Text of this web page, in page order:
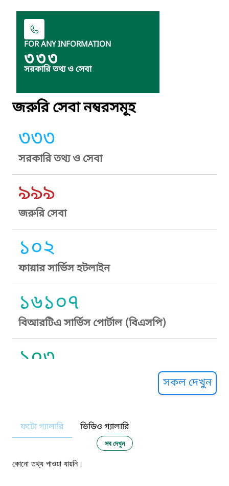
FOR ANY INFORMATION
৩৩৩
সরকারি তথ্য ও সেবা
জরুরি সেবা নম্বরসমূহ
৩৩৩
সরকারি তথ্য ও সেবা
৯৯৯
জরুরি সেবা
১০২
ফায়ার সার্ভিস হটলাইন
১৬১০৭
বিআরটিএ সার্ভিস পোর্টাল (বিএসপি)
১০৩
নারী ও শিশু নির্যাতন প্রতিরোধ
১০৬
সকল দেখুন
ফটো গ্যালারি ভিডিও গ্যালারি
সব দেখুন
কোনো তথ্য পাওয়া যায়নি।